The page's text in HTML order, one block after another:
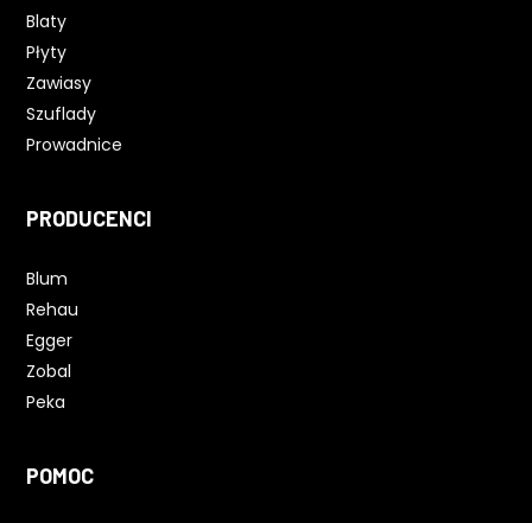
Blaty
Płyty
Zawiasy
Szuflady
Prowadnice
PRODUCENCI
Blum
Rehau
Egger
Zobal
Peka
POMOC